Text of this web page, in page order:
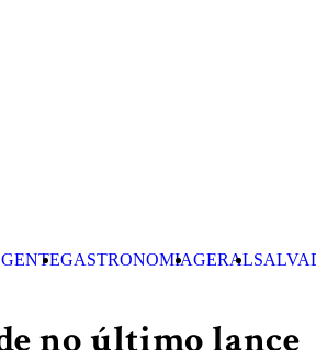
GENTEGASTRONOMIAGERAL
no último lance